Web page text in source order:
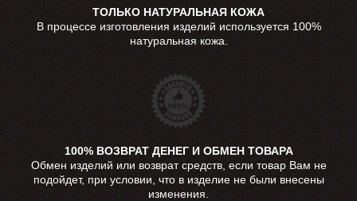
ТОЛЬКО НАТУРАЛЬНАЯ КОЖА
В процессе изготовления изделий используется 100%
натуральная кожа.
100% ВОЗВРАТ ДЕНЕГ И ОБМЕН ТОВАРА
Обмен изделий или возврат средств, если товар Вам не
подойдет, при условии, что в изделие не были внесены
изменения.